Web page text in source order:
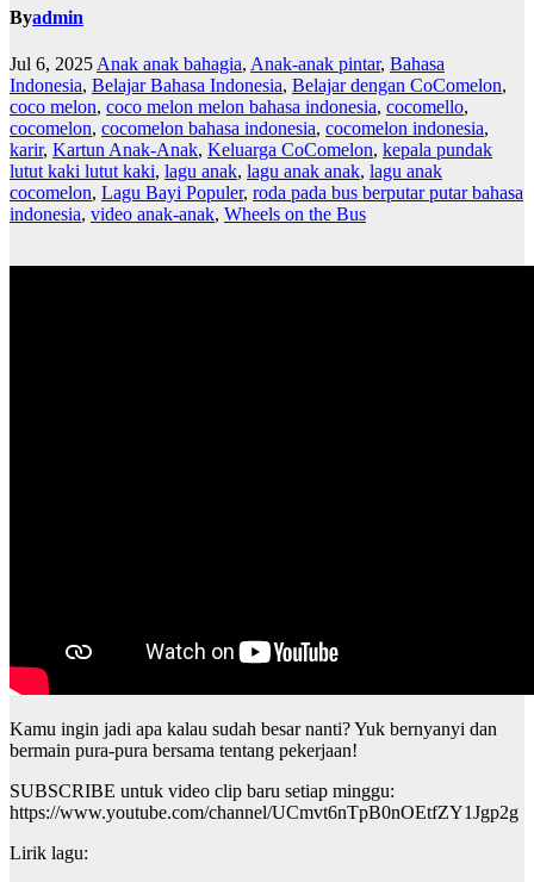
Byadmin
Jul 6, 2025 Anak anak bahagia, Anak-anak pintar, Bahasa
Indonesia, Belajar Bahasa Indonesia, Belajar dengan CoComelon,
coco melon, coco melon melon bahasa indonesia, cocomello,
cocomelon, cocomelon bahasa indonesia, cocomelon indonesia,
karir, Kartun Anak-Anak, Keluarga CoComelon, kepala pundak
lutut kaki lutut kaki, lagu anak, lagu anak anak, lagu anak
cocomelon, Lagu Bayi Populer, roda pada bus berputar putar bahasa
indonesia, video anak-anak, Wheels on the Bus
Kamu ingin jadi apa kalau sudah besar nanti? Yuk bernyanyi dan
bermain pura-pura bersama tentang pekerjaan!
SUBSCRIBE untuk video clip baru setiap minggu:
https://www.youtube.com/channel/UCmvt6nTpB0nOEtfZY1Jgp2g
Lirik lagu: